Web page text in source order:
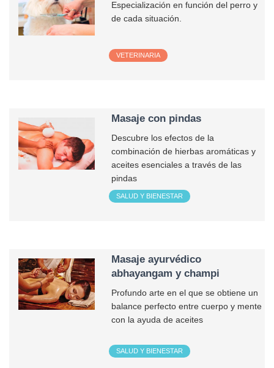
Especialización en función del perro y
de cada situación.
VETERINARIA
Masaje con pindas
Descubre los efectos de la
combinación de hierbas aromáticas y
aceites esenciales a través de las
pindas
SALUD Y BIENESTAR
Masaje ayurvédico
abhayangam y champi
Profundo arte en el que se obtiene un
balance perfecto entre cuerpo y mente
con la ayuda de aceites
SALUD Y BIENESTAR